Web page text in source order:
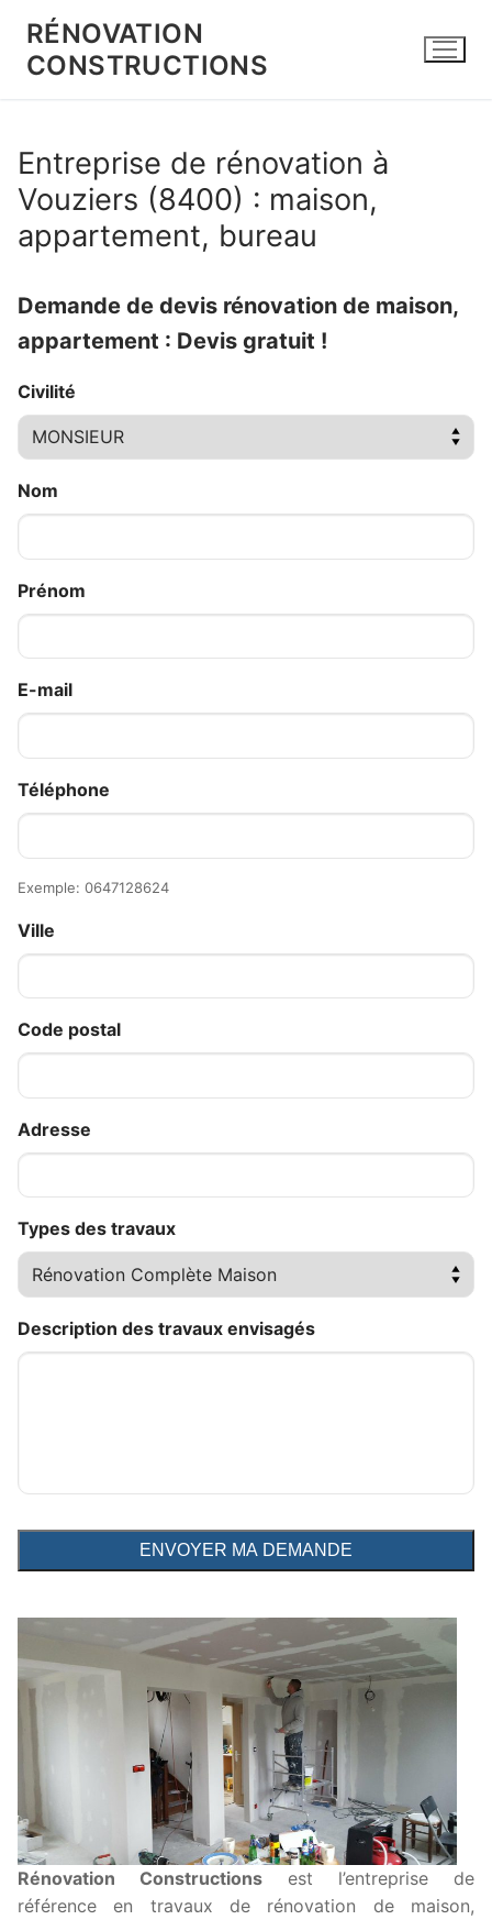
contenu
RÉNOVATION
CONSTRUCTIONS
Entreprise de rénovation à
Vouziers (8400) : maison,
appartement, bureau
Demande de devis rénovation de maison,
appartement : Devis gratuit !
Civilité
Nom
Prénom
E-mail
Téléphone
Exemple: 0647128624
Ville
Code postal
Adresse
Types des travaux
Description des travaux envisagés
Rénovation Constructions est l’entreprise de
référence en travaux de rénovation de maison,